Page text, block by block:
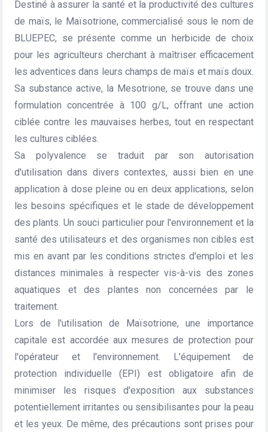
Destiné à assurer la santé et la productivité des cultures
de maïs, le Maïsotrione, commercialisé sous le nom de
BLUEPEC, se présente comme un herbicide de choix
pour les agriculteurs cherchant à maîtriser efficacement
les adventices dans leurs champs de maïs et maïs doux.
Sa substance active, la Mesotrione, se trouve dans une
formulation concentrée à 100 g/L, offrant une action
ciblée contre les mauvaises herbes, tout en respectant
les cultures ciblées.
Sa polyvalence se traduit par son autorisation
d'utilisation dans divers contextes, aussi bien en une
application à dose pleine ou en deux applications, selon
les besoins spécifiques et le stade de développement
des plants. Un souci particulier pour l'environnement et la
santé des utilisateurs et des organismes non cibles est
mis en avant par les conditions strictes d'emploi et les
distances minimales à respecter vis-à-vis des zones
aquatiques et des plantes non concernées par le
traitement.
Lors de l'utilisation de Maïsotrione, une importance
capitale est accordée aux mesures de protection pour
l'opérateur et l'environnement. L'équipement de
protection individuelle (EPI) est obligatoire afin de
minimiser les risques d'exposition aux substances
potentiellement irritantes ou sensibilisantes pour la peau
et les yeux. De même, des précautions sont prises pour